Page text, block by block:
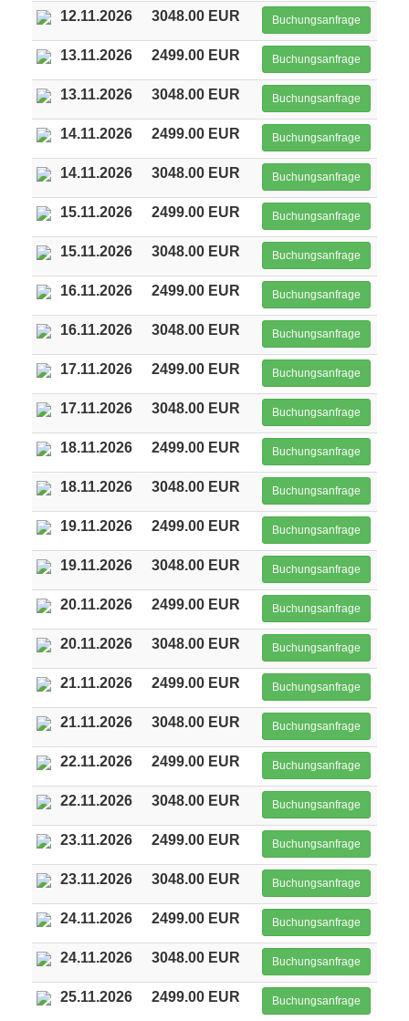
12.11.2026 3048.00 EUR Buchungsanfrage
13.11.2026 2499.00 EUR Buchungsanfrage
13.11.2026 3048.00 EUR Buchungsanfrage
14.11.2026 2499.00 EUR Buchungsanfrage
14.11.2026 3048.00 EUR Buchungsanfrage
15.11.2026 2499.00 EUR Buchungsanfrage
15.11.2026 3048.00 EUR Buchungsanfrage
16.11.2026 2499.00 EUR Buchungsanfrage
16.11.2026 3048.00 EUR Buchungsanfrage
17.11.2026 2499.00 EUR Buchungsanfrage
17.11.2026 3048.00 EUR Buchungsanfrage
18.11.2026 2499.00 EUR Buchungsanfrage
18.11.2026 3048.00 EUR Buchungsanfrage
19.11.2026 2499.00 EUR Buchungsanfrage
19.11.2026 3048.00 EUR Buchungsanfrage
20.11.2026 2499.00 EUR Buchungsanfrage
20.11.2026 3048.00 EUR Buchungsanfrage
21.11.2026 2499.00 EUR Buchungsanfrage
21.11.2026 3048.00 EUR Buchungsanfrage
22.11.2026 2499.00 EUR Buchungsanfrage
22.11.2026 3048.00 EUR Buchungsanfrage
23.11.2026 2499.00 EUR Buchungsanfrage
23.11.2026 3048.00 EUR Buchungsanfrage
24.11.2026 2499.00 EUR Buchungsanfrage
24.11.2026 3048.00 EUR Buchungsanfrage
25.11.2026 2499.00 EUR Buchungsanfrage